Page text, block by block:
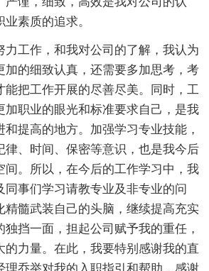
素质的追求。
力工作，和我对公司的了解，我认为
加的细致认真，还需要多加思考，考
能把工作开展的尽善尽美。同时，工
加职业的眼光和标准要求自己，是我
提高的地方。加强学习专业技能，
律、时间、保密等意识，也是我今后
间。所以，在今后的工作学习中，我
同事们学习请教专业及非专业的问
精髓武装自己的头脑，继续提高充实
独挡一面，担起公司赋予我的重任，
的力量。在此，我要特别感谢我的直